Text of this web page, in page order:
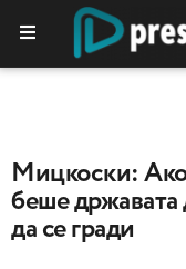
Мицкоски: Ако
беше државата
да се гради